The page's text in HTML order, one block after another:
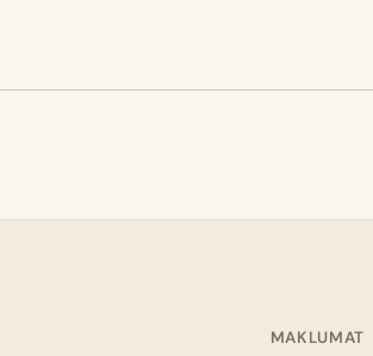
MAKLUMAT